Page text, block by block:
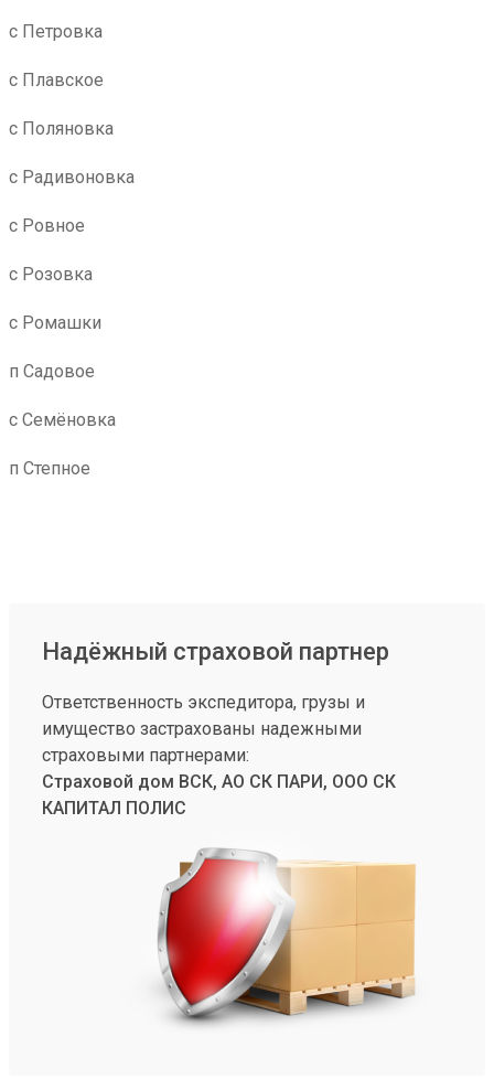
с Петровка
с Плавское
с Поляновка
с Радивоновка
с Ровное
с Розовка
с Ромашки
п Садовое
с Семёновка
п Степное
Надёжный страховой партнер
Ответственность экспедитора, грузы и
имущество застрахованы надежными
страховыми партнерами:
Страховой дом ВСК, АО СК ПАРИ, ООО СК
КАПИТАЛ ПОЛИС